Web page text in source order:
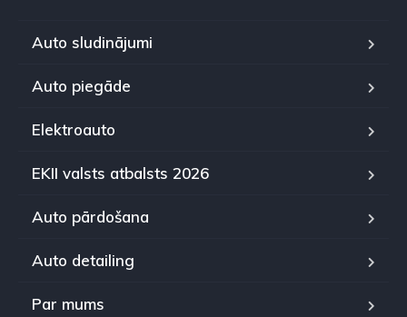
Auto sludinājumi
Auto piegāde
Elektroauto
EKII valsts atbalsts 2026
Auto pārdošana
Auto detailing
Par mums